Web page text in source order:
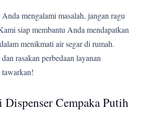
mengalami masalah, jangan ragu
siap membantu Anda mendapatkan
menikmati air segar di rumah.
rasakan perbedaan layanan
Cempaka Putih